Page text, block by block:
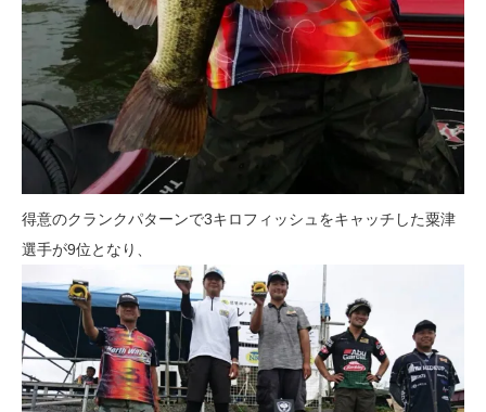
得意のクランクパターンで3キロフィッシュをキャッチした粟津
選手が9位となり、